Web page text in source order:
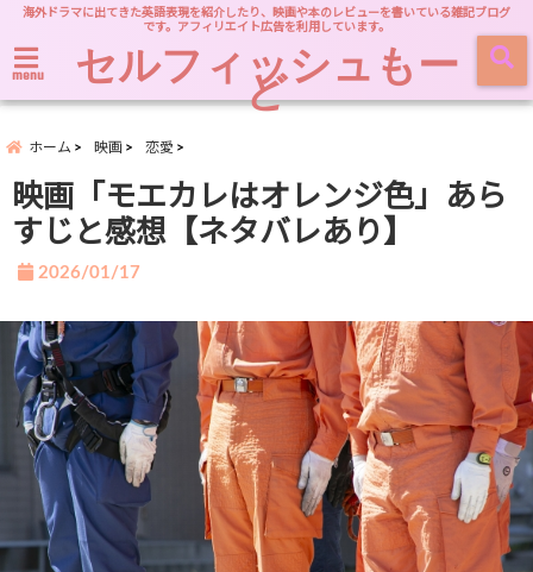
海外ドラマに出てきた英語表現を紹介したり、映画や本のレビューを書いている雑記ブログ
です。アフィリエイト広告を利用しています。
menu セルフィッシュもー
ど
ホーム 映画 恋愛
映画「モエカレはオレンジ色」あら
すじと感想【ネタバレあり】
2026/01/17